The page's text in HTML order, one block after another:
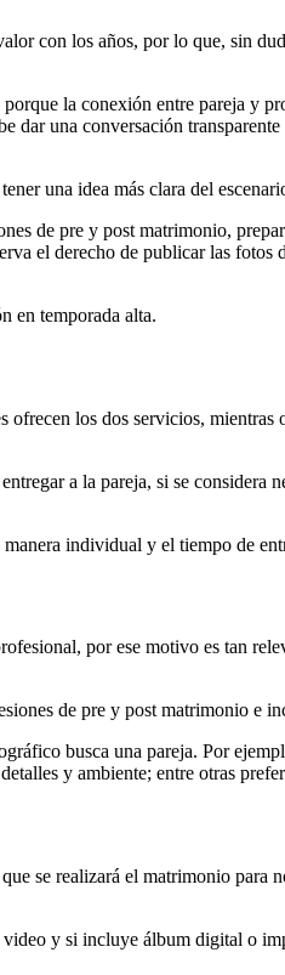
con los años, por lo que, sin
la conexión entre pareja y
dar una conversación
una idea más clara del
de pre y post matrimonio,
el derecho de publicar las
en temporada alta.
los dos servicios, mientras
a la pareja, si se considera
individual y el tiempo de
por ese motivo es tan
de pre y post matrimonio e
busca una pareja. Por
y ambiente; entre otras
se realizará el matrimonio
y si incluye álbum digital o